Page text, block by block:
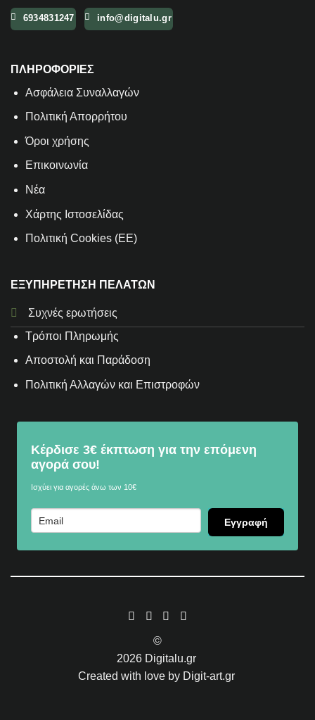
6934831247 info@digitalu.gr
ΠΛΗΡΟΦΟΡΙΕΣ
Aσφάλεια Συναλλαγών
Πολιτική Απορρήτου
Όροι χρήσης
Επικοινωνία
Νέα
Χάρτης Ιστοσελίδας
Πολιτική Cookies (ΕΕ)
ΕΞΥΠΗΡΕΤΗΣΗ ΠΕΛΑΤΩΝ
Συχνές ερωτήσεις
Τρόποι Πληρωμής
Αποστολή και Παράδοση
Πολιτική Αλλαγών και Επιστροφών
Κέρδισε 3€ έκπτωση για την επόμενη
αγορά σου!
Ισχύει για αγορές άνω των 10€
Εγγραφή
©
2026 Digitalu.gr
Created with love by Digit-art.gr